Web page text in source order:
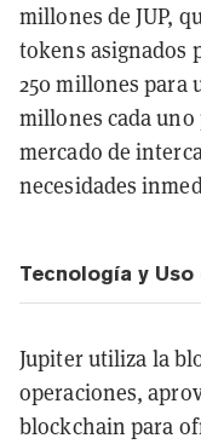
millones de JUP,
tokens asignados
250 millones para
millones cada uno
mercado de
necesidades
Tecnología y
Jupiter utiliza la
operaciones,
blockchain para